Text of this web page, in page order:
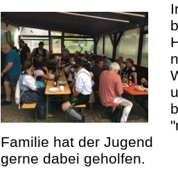
Familie hat der Jugend
gerne dabei geholfen.